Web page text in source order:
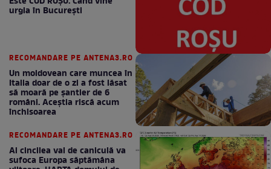
urgia în Bucureşti
RECOMANDARE PE ANTENA3.RO
Un moldovean care muncea în
Italia doar de o zi a fost lăsat
să moară pe şantier de 6
români. Aceștia riscă acum
închisoarea
RECOMANDARE PE ANTENA3.RO
Al cincilea val de caniculă va
sufoca Europa săptămâna